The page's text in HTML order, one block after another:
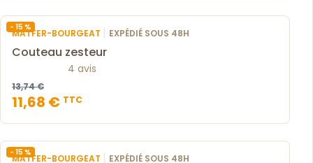
- 15 %
MATFER-BOURGEAT | EXPÉDIÉ SOUS 48H
Couteau zesteur
4 avis
13,74 €
11,68 € TTC
- 15 %
MATFER-BOURGEAT | EXPÉDIÉ SOUS 48H